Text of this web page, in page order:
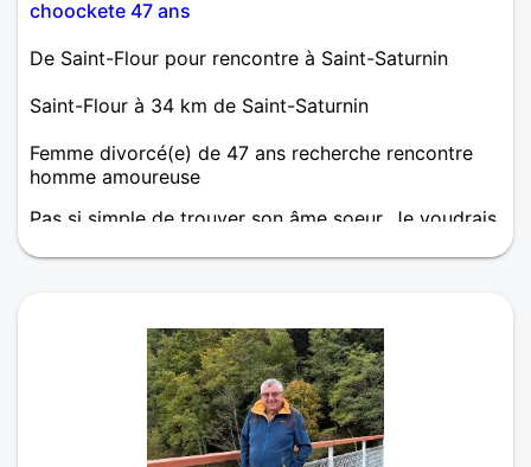
choockete 47 ans
De Saint-Flour pour rencontre à Saint-Saturnin
Saint-Flour à 34 km de Saint-Saturnin
Femme divorcé(e) de 47 ans recherche rencontre
homme amoureuse
Pas si simple de trouver son âme soeur. Je voudrais
histoire à la fois tendre et passionnée.